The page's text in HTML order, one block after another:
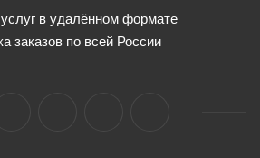
в удалённом формате
заказов по всей России